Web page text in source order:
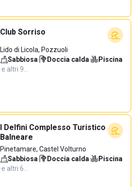
Club Sorriso
Lido di Licola, Pozzuoli
Sabbiosa· Doccia calda·
Piscina
·e altri 9…
I Delfini Complesso Turistico
Balneare
Pinetamare, Castel Volturno
Sabbiosa· Doccia calda·
Piscina
·e altri 6…